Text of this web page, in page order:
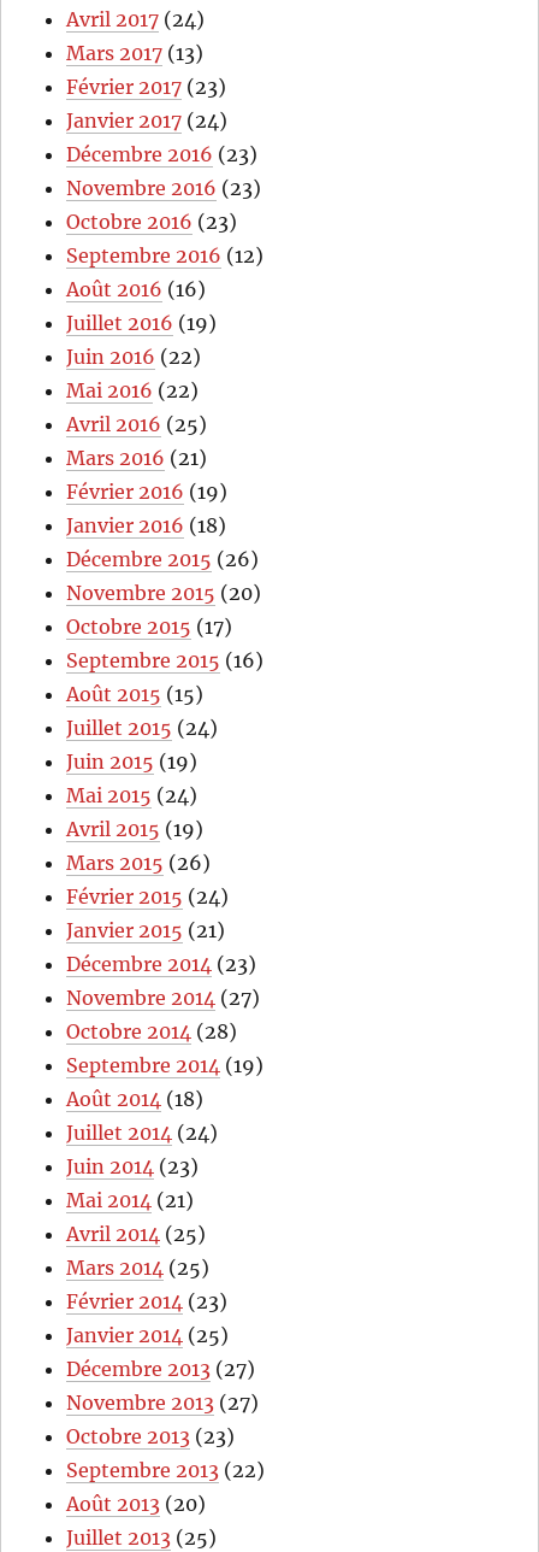
Avril 2017 (24)
Mars 2017 (13)
Février 2017 (23)
Janvier 2017 (24)
Décembre 2016 (23)
Novembre 2016 (23)
Octobre 2016 (23)
Septembre 2016 (12)
Août 2016 (16)
Juillet 2016 (19)
Juin 2016 (22)
Mai 2016 (22)
Avril 2016 (25)
Mars 2016 (21)
Février 2016 (19)
Janvier 2016 (18)
Décembre 2015 (26)
Novembre 2015 (20)
Octobre 2015 (17)
Septembre 2015 (16)
Août 2015 (15)
Juillet 2015 (24)
Juin 2015 (19)
Mai 2015 (24)
Avril 2015 (19)
Mars 2015 (26)
Février 2015 (24)
Janvier 2015 (21)
Décembre 2014 (23)
Novembre 2014 (27)
Octobre 2014 (28)
Septembre 2014 (19)
Août 2014 (18)
Juillet 2014 (24)
Juin 2014 (23)
Mai 2014 (21)
Avril 2014 (25)
Mars 2014 (25)
Février 2014 (23)
Janvier 2014 (25)
Décembre 2013 (27)
Novembre 2013 (27)
Octobre 2013 (23)
Septembre 2013 (22)
Août 2013 (20)
Juillet 2013 (25)